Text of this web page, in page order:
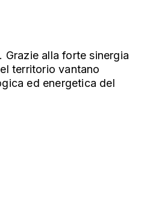
alla forte sinergia
territorio vantano
ed energetica del